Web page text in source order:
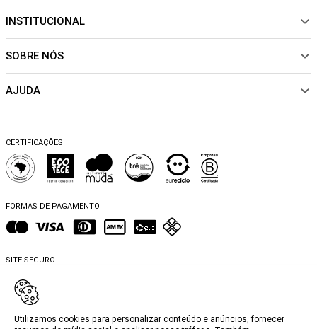
Utilizamos cookies para personalizar conteúdo e anúncios, fornecer
NOVIDADES
CALÇADOS
SALE
INSTITUCIONAL
Sobre Nós
Sustentabilidade
Trocas e Devoluções
Perguntas Frequentes
Blog
SOBRE NÓS
Política de pagamento
AJUDA
Dicas de cuidados
Falar no WhatsApp
CERTIFICAÇÕES
FORMAS DE PAGAMENTO
SITE SEGURO